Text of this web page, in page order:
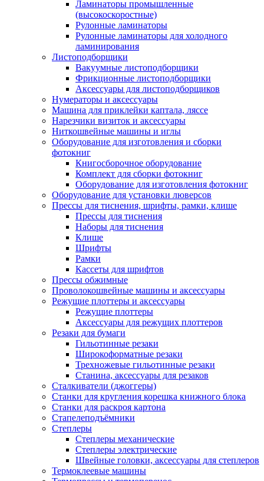
Ламинаторы промышленные
(высокоскоростные)
Рулонные ламинаторы
Рулонные ламинаторы для холодного
ламинирования
Листоподборщики
Вакуумные листоподборщики
Фрикционные листоподборщики
Аксессуары для листоподборщиков
Нумераторы и аксессуары
Машина для приклейки каптала, ляссе
Нарезчики визиток и аксессуары
Ниткошвейные машины и иглы
Оборудование для изготовления и сборки
фотокниг
Книгосборочное оборудование
Комплект для сборки фотокниг
Оборудование для изготовления фотокниг
Оборудование для установки люверсов
Прессы для тиснения, шрифты, рамки, клише
Прессы для тиснения
Наборы для тиснения
Клише
Шрифты
Рамки
Кассеты для шрифтов
Прессы обжимные
Проволокошвейные машины и аксессуары
Режущие плоттеры и аксессуары
Режущие плоттеры
Аксессуары для режущих плоттеров
Резаки для бумаги
Гильотинные резаки
Широкоформатные резаки
Трехножевые гильотинные резаки
Станина, аксессуары для резаков
Сталкиватели (джоггеры)
Станки для кругления корешка книжного блока
Станки для раскроя картона
Стапелеподъёмники
Степлеры
Степлеры механические
Степлеры электрические
Швейные головки, аксессуары для степлеров
Термоклеевые машины